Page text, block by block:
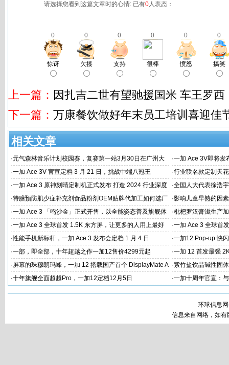
请选择您看到这篇文章时的心情: 已有0人表态：
0 0 0 0 0 0
惊讶 欠揍 支持 很棒 愤怒 搞笑
上一篇： 因扎吉二世有望驰援国米 车王罗
下一篇： 万康餐饮做好年末员工培训喜迎佳
相关文章
·元气森林音乐计划校园赛，复赛第一站3月30日在广州大
学唱响
·一加 Ace 3V即将发
·一加 Ace 3V 官宣定档 3 月 21 日，挑战中端八冠王 ·行业联名款定制天
火速告罄
·一加 Ace 3 原神刻晴定制机正式发布 打造 2024 行业深度
定制新标杆
·全国人大代表徐浩
国建设
·特膳预防肌少症补充剂食品粉剂OEM贴牌代加工如何选厂
家
·影响儿童早熟的因
代工厂
·一加 Ace 3 「鸣沙金」正式开售，以全能姿态普及旗舰体
验
·枇杷罗汉膏滋生产
家
·一加 Ace 3 全球首发 1.5K 东方屏，让更多的人用上最好
的屏幕
·一加 Ace 3 全球首
屏幕体验
·性能手机新标杆，一加 Ace 3 发布会定档 1 月 4 日 ·一加12 Pop-up 快
·一部，即全部，十年超越之作一加12售价4299元起 ·一加 12 首发最强
·屏幕的珠穆朗玛峰，一加 12 搭载国产首个 DisplayMate A
+ 2K 东方屏
·紫竹盐饮品碱性固
工
·十年旗舰全面超越Pro，一加12定档12月5日 ·一加十周年官宣：
环球信息
信息来自网络，如